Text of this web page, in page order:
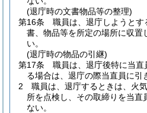
(退庁時の文書物品等の整理)
第16条
職員は、退庁しようと
書、物品等を所定の場所に収置
い。
(退庁時の物品の引継)
第17条
職員は、退庁後特に当
る場合は、退庁の際当直員に引
2
職員は、退庁するときは、火
所を点検し、その取締りを当直
ない。